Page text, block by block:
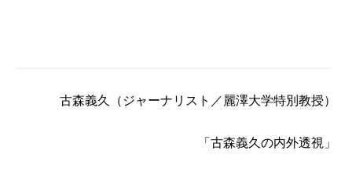
古森義久 （ジャーナリスト／麗澤大学特別教授）
「古森義久の内外透視」